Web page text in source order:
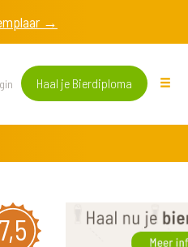
→
Haal je Bierdiploma
7,5